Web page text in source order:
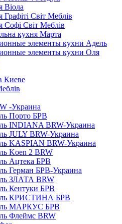
Віола
Графіті Світ Меблів
Софі Світ Меблів
кухня Марта
элементы кухни Адель
элементы кухни Оля
Киеве
-Украина
Порто БРВ
INDIANA BRW-Украина
JULY BRW-Украина
KASPIAN BRW-Украина
Koen 2 BRW
Ацтека БРВ
Герман БРВ-Украина
ЗЛАТА BRW
Кентуки БРВ
КРИСТИНА БРВ
МАРКУС БРВ
Флеймс BRW